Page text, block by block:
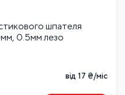
шпателя
0.5мм лезо
від 17 ₴/міс